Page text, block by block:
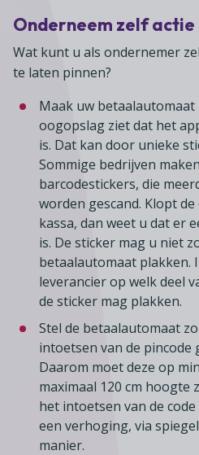
A-Z
Agenda
Inloggen
Zoeken
Ondernemerschap
Werkgeverschap
Koken en tafelen
Zoetwarenwinkels
Speelgoed, hobby- en
Branchecijfers
Verenigingsondersteuning
Fiscaal advies
Advies
Diensten
Kennis & inspiratie
Ledenvoordeel
Publicatieoverzicht
Over Vakcentrum overzicht
Lid worden
Besturen
Statuten
Ons team
Vacatures
Partners
Jaarverslag
Pers
In English
Agenda
Onderneem zelf actie
Wat kunt u als ondernemer
te laten pinnen?
Maak uw
oogopslag ziet dat het
is. Dat kan door unieke
Sommige bedrijven
barcodestickers, die
worden gescand. Klopt
kassa, dan weet u dat er
is. De sticker mag u niet
betaalautomaat plakken.
leverancier op welk deel
de sticker mag plakken.
Stel de betaalautomaat
intoetsen van de pincode
Daarom moet deze op
maximaal 120 cm hoogte
het intoetsen van de
een verhoging, via
manier.